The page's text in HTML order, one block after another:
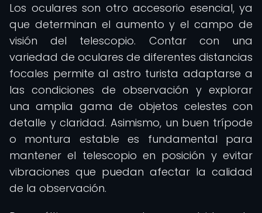
Los oculares son otro accesorio esencial, ya
que determinan el aumento y el campo de
visión del telescopio. Contar con una
variedad de oculares de diferentes distancias
focales permite al astro turista adaptarse a
las condiciones de observación y explorar
una amplia gama de objetos celestes con
detalle y claridad. Asimismo, un buen trípode
o montura estable es fundamental para
mantener el telescopio en posición y evitar
vibraciones que puedan afectar la calidad
de la observación.